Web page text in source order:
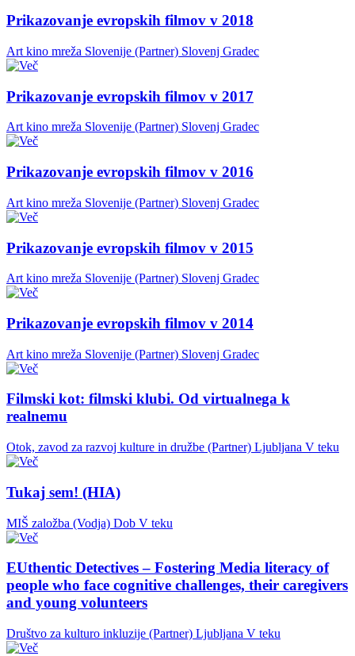
Prikazovanje evropskih filmov v 2018
Art kino mreža Slovenije (Partner) Slovenj Gradec
Prikazovanje evropskih filmov v 2017
Art kino mreža Slovenije (Partner) Slovenj Gradec
Prikazovanje evropskih filmov v 2016
Art kino mreža Slovenije (Partner) Slovenj Gradec
Prikazovanje evropskih filmov v 2015
Art kino mreža Slovenije (Partner) Slovenj Gradec
Prikazovanje evropskih filmov v 2014
Art kino mreža Slovenije (Partner) Slovenj Gradec
Filmski kot: filmski klubi. Od virtualnega k
realnemu
Otok, zavod za razvoj kulture in družbe (Partner) Ljubljana V teku
Tukaj sem! (HIA)
MIŠ založba (Vodja) Dob V teku
EUthentic Detectives – Fostering Media literacy of
people who face cognitive challenges, their caregivers
and young volunteers
Društvo za kulturo inkluzije (Partner) Ljubljana V teku